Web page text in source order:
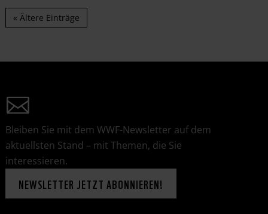
« Ältere Einträge
Bleiben Sie mit dem WWF-Newsletter auf dem
aktuellsten Stand – mit Themen, die Sie
interessieren.
NEWSLETTER JETZT ABONNIEREN!